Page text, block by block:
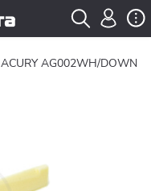
ACURY AG002WH/DOWN